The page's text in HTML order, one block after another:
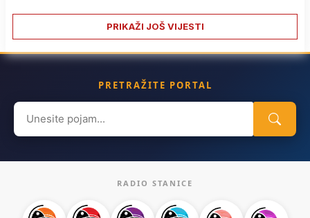
PRIKAŽI JOŠ VIJESTI
PRETRAŽITE PORTAL
Search
for:
RADIO STANICE